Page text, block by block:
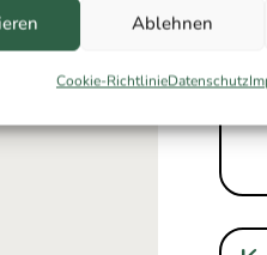
Ablehnen
Cookie-RichtlinieDatenschutz